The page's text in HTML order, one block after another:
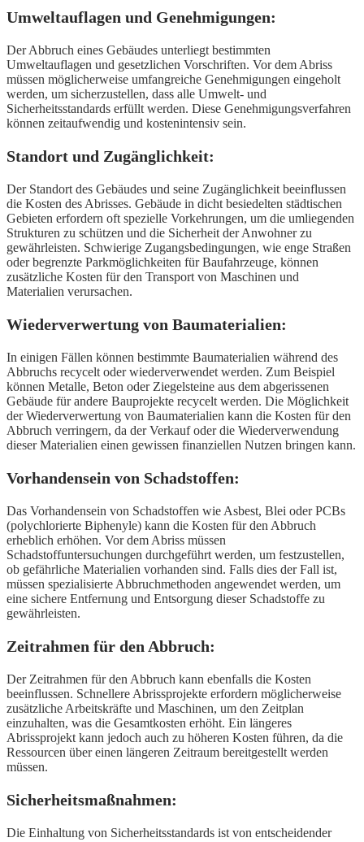
Umweltauflagen und Genehmigungen:
Der Abbruch eines Gebäudes unterliegt bestimmten
Umweltauflagen und gesetzlichen Vorschriften. Vor dem Abriss
müssen möglicherweise umfangreiche Genehmigungen eingeholt
werden, um sicherzustellen, dass alle Umwelt- und
Sicherheitsstandards erfüllt werden. Diese Genehmigungsverfahren
können zeitaufwendig und kostenintensiv sein.
Standort und Zugänglichkeit:
Der Standort des Gebäudes und seine Zugänglichkeit beeinflussen
die Kosten des Abrisses. Gebäude in dicht besiedelten städtischen
Gebieten erfordern oft spezielle Vorkehrungen, um die umliegenden
Strukturen zu schützen und die Sicherheit der Anwohner zu
gewährleisten. Schwierige Zugangsbedingungen, wie enge Straßen
oder begrenzte Parkmöglichkeiten für Baufahrzeuge, können
zusätzliche Kosten für den Transport von Maschinen und
Materialien verursachen.
Wiederverwertung von Baumaterialien:
In einigen Fällen können bestimmte Baumaterialien während des
Abbruchs recycelt oder wiederverwendet werden. Zum Beispiel
können Metalle, Beton oder Ziegelsteine aus dem abgerissenen
Gebäude für andere Bauprojekte recycelt werden. Die Möglichkeit
der Wiederverwertung von Baumaterialien kann die Kosten für den
Abbruch verringern, da der Verkauf oder die Wiederverwendung
dieser Materialien einen gewissen finanziellen Nutzen bringen kann.
Vorhandensein von Schadstoffen:
Das Vorhandensein von Schadstoffen wie Asbest, Blei oder PCBs
(polychlorierte Biphenyle) kann die Kosten für den Abbruch
erheblich erhöhen. Vor dem Abriss müssen
Schadstoffuntersuchungen durchgeführt werden, um festzustellen,
ob gefährliche Materialien vorhanden sind. Falls dies der Fall ist,
müssen spezialisierte Abbruchmethoden angewendet werden, um
eine sichere Entfernung und Entsorgung dieser Schadstoffe zu
gewährleisten.
Zeitrahmen für den Abbruch:
Der Zeitrahmen für den Abbruch kann ebenfalls die Kosten
beeinflussen. Schnellere Abrissprojekte erfordern möglicherweise
zusätzliche Arbeitskräfte und Maschinen, um den Zeitplan
einzuhalten, was die Gesamtkosten erhöht. Ein längeres
Abrissprojekt kann jedoch auch zu höheren Kosten führen, da die
Ressourcen über einen längeren Zeitraum bereitgestellt werden
müssen.
Sicherheitsmaßnahmen:
Die Einhaltung von Sicherheitsstandards ist von entscheidender